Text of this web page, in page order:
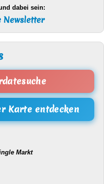
dabei sein:
Newsletter
Karte entdecken
Markt